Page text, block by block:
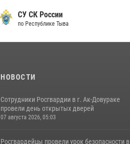
СУ СК России
по Республике Тыва
НОВОСТИ
Сотрудники Росгвардии в г. Ак-Довураке
провели день открытых дверей
07 августа 2026, 05:03
Росгвардейцы провели урок безопасности в